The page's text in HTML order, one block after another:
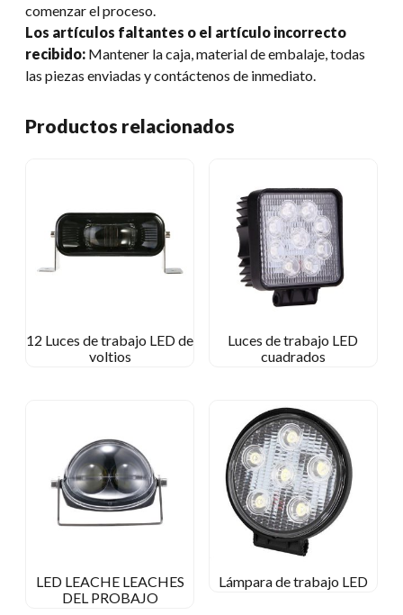
comenzar el proceso.
Los artículos faltantes o el artículo incorrecto
recibido: Mantener la caja, material de embalaje, todas
las piezas enviadas y contáctenos de inmediato.
Productos relacionados
12 Luces de trabajo LED de
voltios
Luces de trabajo LED
cuadrados
LED LEACHE LEACHES
DEL PROBAJO
Lámpara de trabajo LED